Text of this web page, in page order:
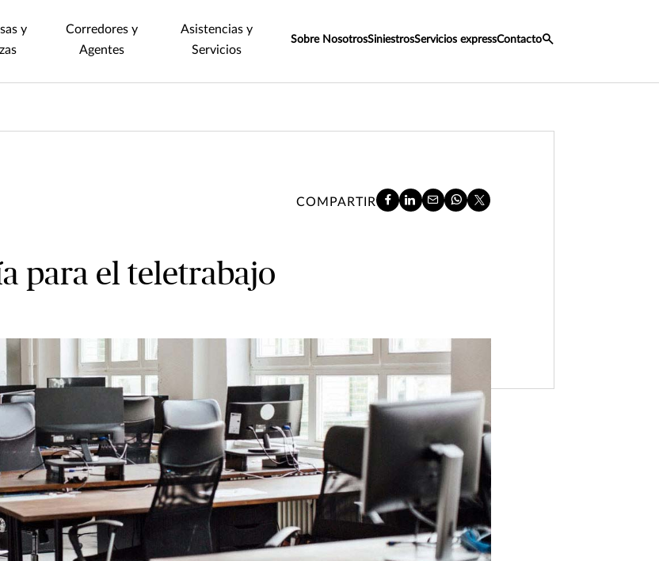
y
Corredores y
Agentes
Asistencias y
Servicios
Sobre NosotrosSiniestrosServicios expressContacto
COMPARTIR
para el teletrabajo